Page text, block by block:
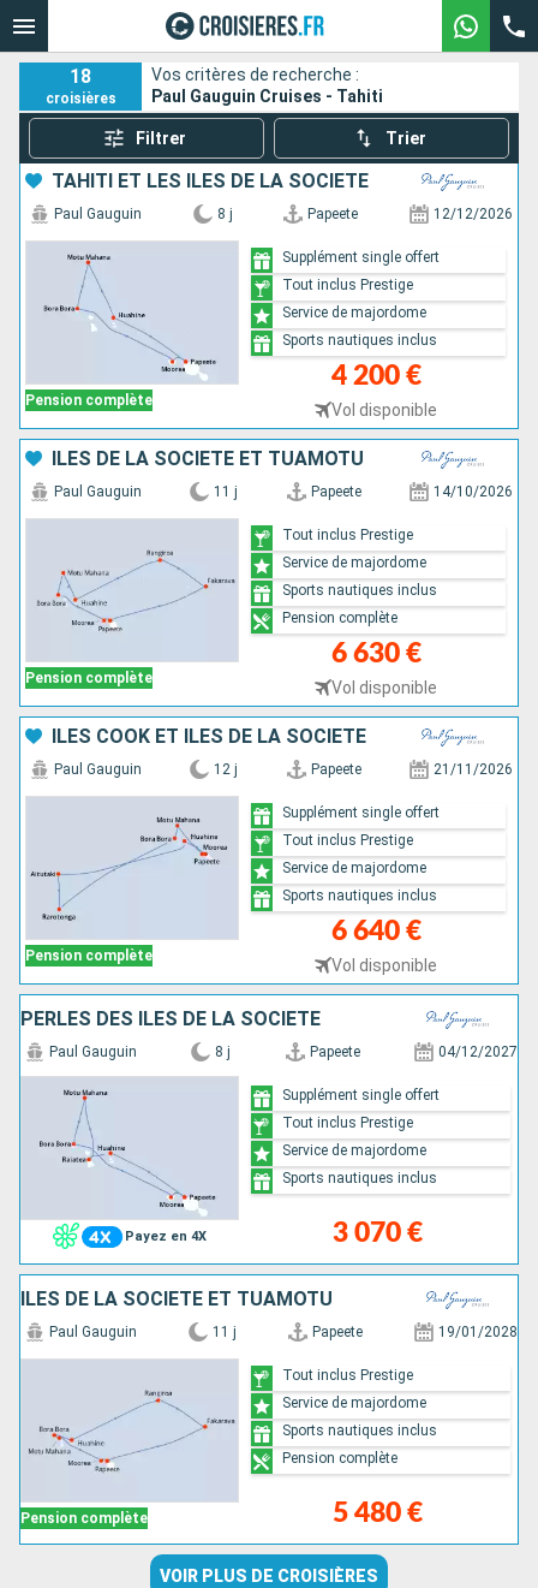
18
croisières
Vos critères de recherche :
Paul Gauguin Cruises - Tahiti
Filtrer Trier
TAHITI ET LES ÎLES DE LA SOCIÉTÉ
Pension complète
Paul Gauguin 8 j Papeete 12/12/2026
4 200 €
Vol disponible
Supplément single offert
Tout inclus Prestige
Service de majordome
Sports nautiques inclus
ÎLES DE LA SOCIÉTÉ ET TUAMOTU
Pension complète
Paul Gauguin 11 j Papeete 14/10/2026
6 630 €
Vol disponible
Tout inclus Prestige
Service de majordome
Sports nautiques inclus
Pension complète
ÎLES COOK ET ÎLES DE LA SOCIÉTÉ
Pension complète
Paul Gauguin 12 j Papeete 21/11/2026
6 640 €
Vol disponible
Supplément single offert
Tout inclus Prestige
Service de majordome
Sports nautiques inclus
PERLES DES ÎLES DE LA SOCIÉTÉ
Payez en 4X
Paul Gauguin 8 j Papeete 04/12/2027
3 070 €
Supplément single offert
Tout inclus Prestige
Service de majordome
Sports nautiques inclus
ÎLES DE LA SOCIÉTÉ ET TUAMOTU
Pension complète
Paul Gauguin 11 j Papeete 19/01/2028
5 480 €
Tout inclus Prestige
Service de majordome
Sports nautiques inclus
Pension complète
VOIR PLUS DE CROISIÈRES